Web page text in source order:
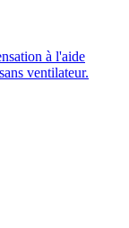
à l'aide
ventilateur.